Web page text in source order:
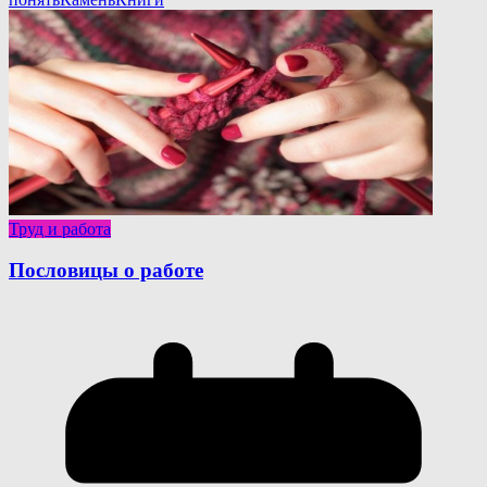
Труд и работа
Пословицы о работе